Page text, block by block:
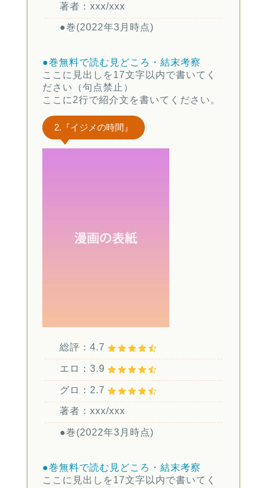
著者：xxx/xxx
●巻(2022年3月時点)
●巻無料で読む 見どころ・結末考察
ここに見出しを17文字以内で書いてく
ださい（句点禁止）
ここに2行で紹介文を書いてください。
2.『イジメの時間』
総評：4.7
エロ：3.9
グロ：2.7
著者：xxx/xxx
●巻(2022年3月時点)
●巻無料で読む 見どころ・結末考察
ここに見出しを17文字以内で書いてく